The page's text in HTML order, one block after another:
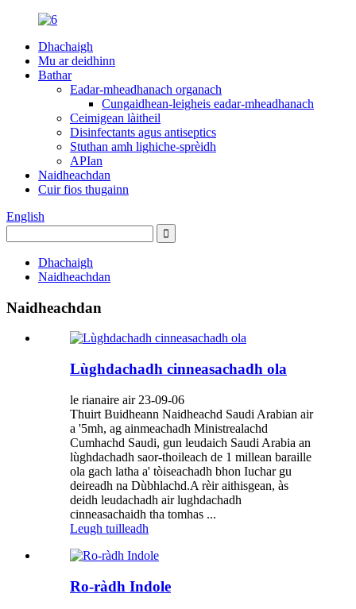
Dhachaigh
Mu ar deidhinn
Bathar
Eadar-mheadhanach organach
Cungaidhean-leigheis eadar-mheadhanach
Ceimigean làitheil
Disinfectants agus antiseptics
Stuthan amh lighiche-sprèidh
APIan
Naidheachdan
Cuir fios thugainn
English
Dhachaigh
Naidheachdan
Naidheachdan
Lùghdachadh cinneasachadh ola
le rianaire air 23-09-06
Thuirt Buidheann Naidheachd Saudi Arabian air
a '5mh, ag ainmeachadh Ministrealachd
Cumhachd Saudi, gun leudaich Saudi Arabia an
lùghdachadh saor-thoileach de 1 millean baraille
ola gach latha a' tòiseachadh bhon Iuchar gu
deireadh na Dùbhlachd.A rèir aithisgean, às
deidh leudachadh air lughdachadh
cinneasachaidh tha tomhas ...
Leugh tuilleadh
Ro-ràdh Indole